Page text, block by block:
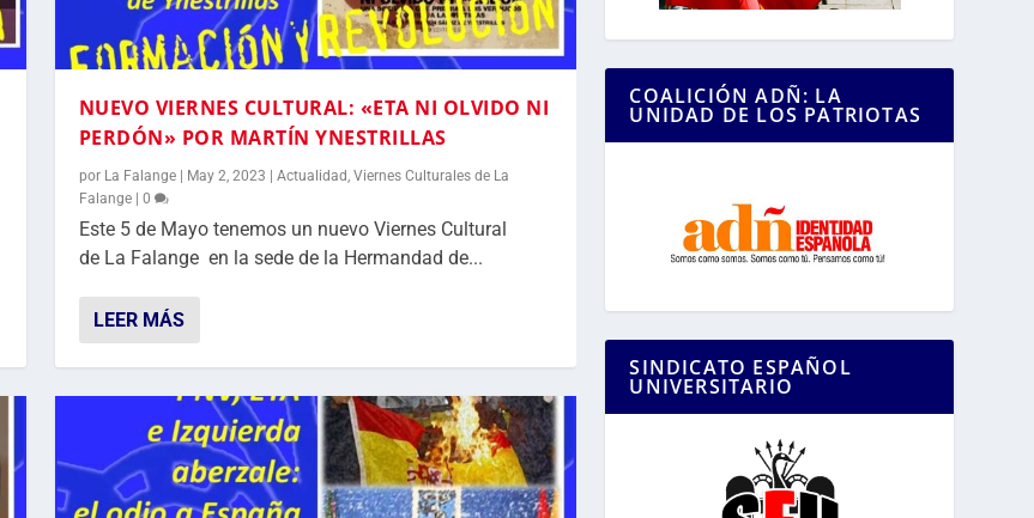
NUEVO VIERNES CULTURAL: «ETA NI OLVIDO NI
PERDÓN» POR MARTÍN YNESTRILLAS
por La Falange| May 2, 2023 Actualidad, Viernes Culturales de La
Falange| 0
Este 5 de Mayo tenemos un nuevo Viernes Cultural
de La Falange en la sede de la Hermandad de...
LEER MÁS
COALICIÓN ADÑ: LA
UNIDAD DE LOS PATRIOTAS
SINDICATO ESPAÑOL
UNIVERSITARIO